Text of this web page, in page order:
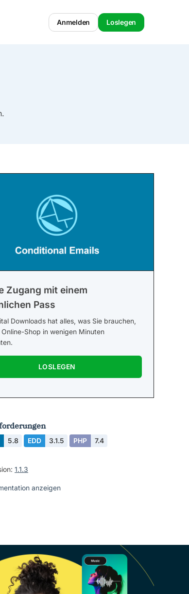
Anmelden Loslegen
Zugang mit einem
Pass
Downloads hat alles, was Sie brauchen,
Online-Shop in wenigen Minuten
LOSLEGEN
5.8 EDD 3.1.5 PHP 7.4
1.1.3
anzeigen